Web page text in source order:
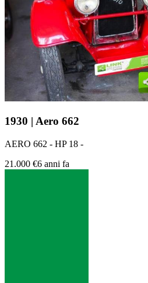
1930 | Aero 662
AERO 662 - HP 18 -
21.000 €6 anni fa